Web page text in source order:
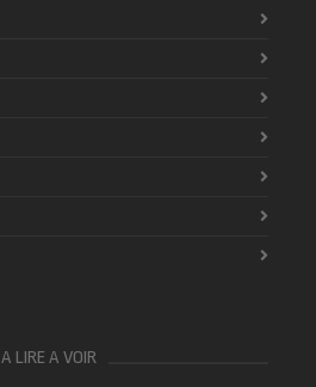
A LIRE A VOIR